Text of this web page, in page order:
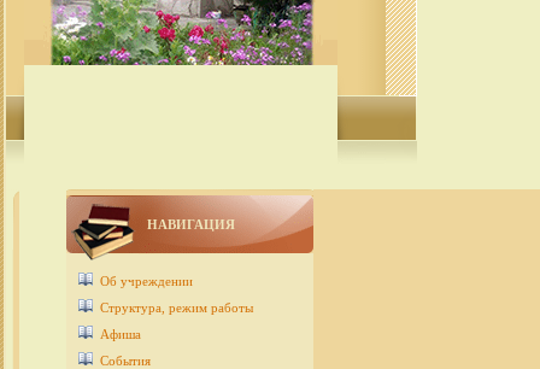
НАВИГАЦИЯ
Об учреждении
Структура, режим работы
Афиша
События